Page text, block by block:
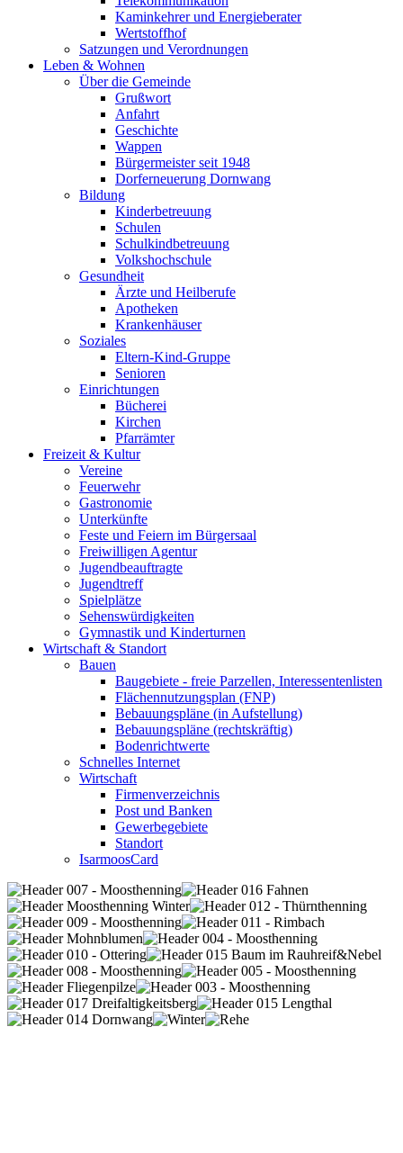
Kaminkehrer und Energieberater
Wertstoffhof
Satzungen und Verordnungen
Leben & Wohnen
Über die Gemeinde
Grußwort
Anfahrt
Geschichte
Wappen
Bürgermeister seit 1948
Dorferneuerung Dornwang
Bildung
Kinderbetreuung
Schulen
Schulkindbetreuung
Volkshochschule
Gesundheit
Ärzte und Heilberufe
Apotheken
Krankenhäuser
Soziales
Eltern-Kind-Gruppe
Senioren
Einrichtungen
Bücherei
Kirchen
Pfarrämter
Freizeit & Kultur
Vereine
Feuerwehr
Gastronomie
Unterkünfte
Feste und Feiern im Bürgersaal
Freiwilligen Agentur
Jugendbeauftragte
Jugendtreff
Spielplätze
Sehenswürdigkeiten
Gymnastik und Kinderturnen
Wirtschaft & Standort
Bauen
Baugebiete - freie Parzellen, Interessentenlisten
Flächennutzungsplan (FNP)
Bebauungspläne (in Aufstellung)
Bebauungspläne (rechtskräftig)
Bodenrichtwerte
Schnelles Internet
Wirtschaft
Firmenverzeichnis
Post und Banken
Gewerbegebiete
Standort
IsarmoosCard